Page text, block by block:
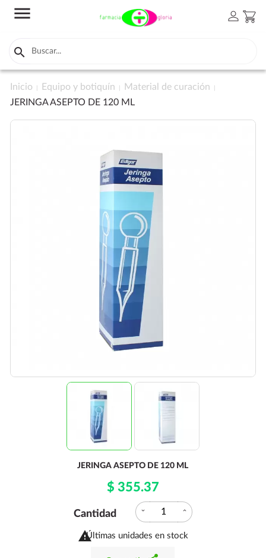
menu person shopping_cart

Inicio Equipo y botiquín
Material de curación
JERINGA ASEPTO DE 120 ML
JERINGA ASEPTO DE 120 ML
$ 355.37
Cantidad expand_more expand_less

Últimas unidades en stock